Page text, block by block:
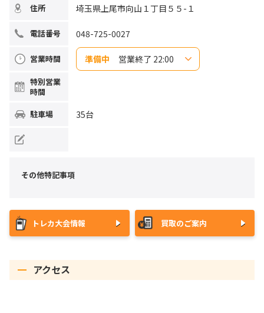
住所 埼玉県上尾市向山１丁目５５-１
電話番号 048-725-0027
営業時間 準備中 営業終了 22:00
特別営業
時間
駐車場 35台
その他特記事項
トレカ大会情報 買取のご案内
アクセス